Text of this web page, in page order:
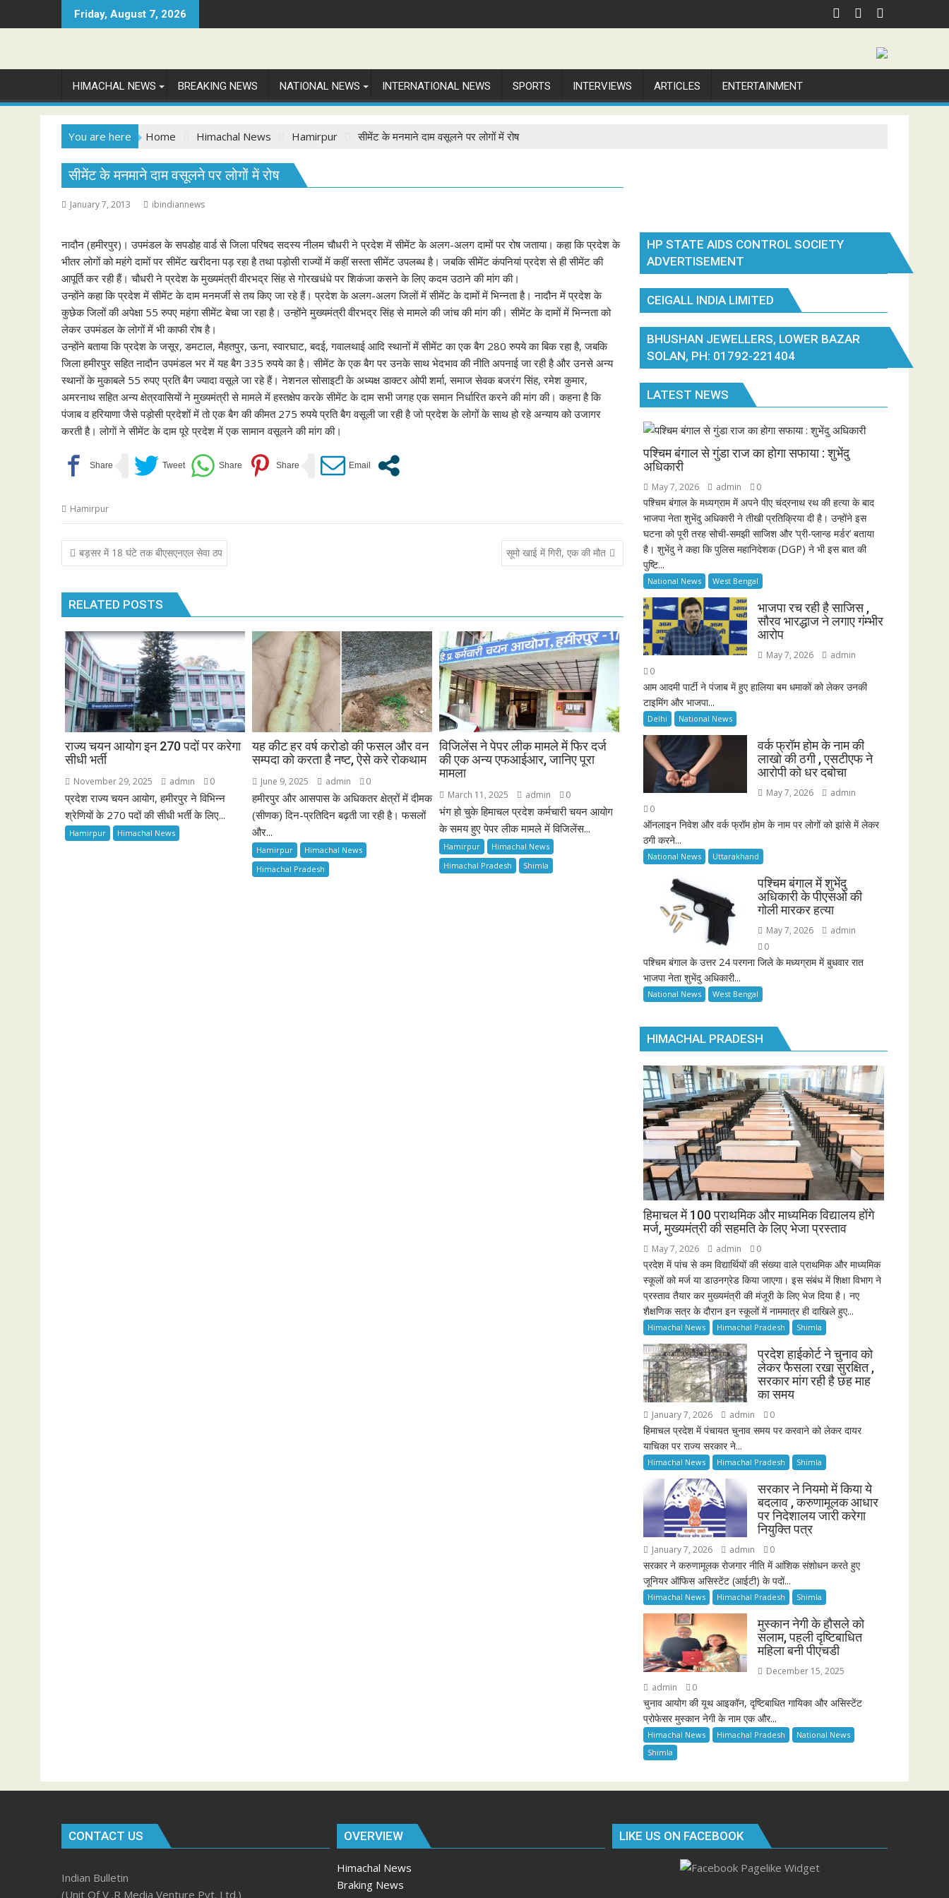
to
Friday, August 7, 2026
HIMACHAL NEWS BREAKING NEWS NATIONAL NEWS INTERNATIONAL NEWS SPORTS INTERVIEWS ARTICLES ENTERTAINMENT
You are here Home Himachal News Hamirpur सीमेंट के मनमाने दाम वसूलने पर लोगों में रोष
सीमेंट के मनमाने दाम वसूलने पर लोगों में रोष
January 7, 2013 ibindiannews
नादौन (हमीरपुर)। उपमंडल के सपडोह वार्ड से जिला परिषद सदस्य नीलम चौधरी ने प्रदेश में सीमेंट के अलग-अलग दामों पर रोष जताया। कहा कि प्रदेश के
भीतर लोगों को महंगे दामों पर सीमेंट खरीदना पड़ रहा है तथा पड़ोसी राज्यों में कहीं सस्ता सीमेंट उपलब्ध है। जबकि सीमेंट कंपनियां प्रदेश से ही सीमेंट की
आपूर्ति कर रही हैं। चौधरी ने प्रदेश के मुख्यमंत्री वीरभद्र सिंह से गोरखधंधे पर शिकंजा कसने के लिए कदम उठाने की मांग की।
उन्होंने कहा कि प्रदेश में सीमेंट के दाम मनमर्जी से तय किए जा रहे हैं। प्रदेश के अलग-अलग जिलों में सीमेंट के दामों में भिन्नता है। नादौन में प्रदेश के
कुछेक जिलों की अपेक्षा 55 रुपए महंगा सीमेंट बेचा जा रहा है। उन्होंने मुख्यमंत्री वीरभद्र सिंह से मामले की जांच की मांग की। सीमेंट के दामों में भिन्नता को
लेकर उपमंडल के लोगों में भी काफी रोष है।
उन्होंने बताया कि प्रदेश के जसूर, डमटाल, मैहतपुर, ऊना, स्वारघाट, बदई, गवालथाई आदि स्थानों में सीमेंट का एक बैग 280 रुपये का बिक रहा है, जबकि
जिला हमीरपुर सहित नादौन उपमंडल भर में यह बैग 335 रुपये का है। सीमेंट के एक बैग पर उनके साथ भेदभाव की नीति अपनाई जा रही है और उनसे अन्य
स्थानों के मुकाबले 55 रुपए प्रति बैग ज्यादा वसूले जा रहे हैं। नेशनल सोसाइटी के अध्यक्ष डाक्टर ओपी शर्मा, समाज सेवक बजरंग सिंह, रमेश कुमार,
अमरनाथ सहित अन्य क्षेत्रवासियों ने मुख्यमंत्री से मामले में हस्तक्षेप करके सीमेंट के दाम सभी जगह एक समान निर्धारित करने की मांग की। कहना है कि
पंजाब व हरियाणा जैसे पड़ोसी प्रदेशों में तो एक बैग की कीमत 275 रुपये प्रति बैग वसूली जा रही है जो प्रदेश के लोगों के साथ हो रहे अन्याय को उजागर
करती है। लोगाें ने सीमेंट के दाम पूरे प्रदेश में एक सामान वसूलने की मांग की।
Hamirpur
Post
navigation
बड़सर में 18 घंटे तक बीएसएनएल सेवा ठप सूमो खाई में गिरी, एक की मौत
RELATED POSTS
राज्य चयन आयोग इन 270 पदों पर करेगा
सीधी भर्ती
November 29, 2025 admin 0
प्रदेश राज्य चयन आयोग, हमीरपुर ने विभिन्न
श्रेणियों के 270 पदों की सीधी भर्ती के लिए...
Hamirpur Himachal News
यह कीट हर वर्ष करोडो की फसल और वन
सम्पदा को करता है नष्ट, ऐसे करे रोकथाम
June 9, 2025 admin 0
हमीरपुर और आसपास के अधिकतर क्षेत्रों में दीमक
(सीणक) दिन-प्रतिदिन बढ़ती जा रही है। फसलों
और...
Hamirpur
Himachal News
Himachal Pradesh
विजिलेंस ने पेपर लीक मामले में फिर दर्ज
की एक अन्य एफआईआर, जानिए पूरा
मामला
March 11, 2025 admin 0
भंग हो चुके हिमाचल प्रदेश कर्मचारी चयन आयोग
के समय हुए पेपर लीक मामले में विजिलेंस...
Hamirpur
Himachal News
Himachal Pradesh
Shimla
HP STATE AIDS CONTROL SOCIETY
ADVERTISEMENT
CEIGALL INDIA LIMITED
BHUSHAN JEWELLERS, LOWER BAZAR
SOLAN, PH: 01792-221404
LATEST NEWS
पश्चिम बंगाल से गुंडा राज का होगा सफाया : शुभेंदु
अधिकारी
May 7, 2026 admin 0
पश्चिम बंगाल के मध्यग्राम में अपने पीए चंद्रनाथ रथ की हत्या के बाद
भाजपा नेता शुभेंदु अधिकारी ने तीखी प्रतिक्रिया दी है। उन्होंने इस
घटना को पूरी तरह सोची-समझी साजिश और ‘प्री-प्लान्ड मर्डर’ बताया
है। शुभेंदु ने कहा कि पुलिस महानिदेशक (DGP) ने भी इस बात की
पुष्टि...
National News West Bengal
भाजपा रच रही है साजिस ,
सौरव भारद्धाज ने लगाए गंम्भीर
आरोप
May 7, 2026
admin
0
आम आदमी पार्टी ने पंजाब में हुए हालिया बम धमाकों को लेकर उनकी
टाइमिंग और भाजपा...
Delhi National News
वर्क फ्रॉम होम के नाम की
लाखो की ठगी , एसटीएफ ने
आरोपी को धर दबोचा
May 7, 2026
admin
0
ऑनलाइन निवेश और वर्क फ्रॉम होम के नाम पर लोगों को झांसे में लेकर
ठगी करने...
National News Uttarakhand
पश्चिम बंगाल में शुभेंदु
अधिकारी के पीएसओ की
गोली मारकर हत्या
May 7, 2026
admin
0
पश्चिम बंगाल के उत्तर 24 परगना जिले के मध्यग्राम में बुधवार रात
भाजपा नेता शुभेंदु अधिकारी...
National News West Bengal
HIMACHAL PRADESH
हिमाचल में 100 प्राथमिक और माध्यमिक विद्यालय होंगे
मर्ज, मुख्यमंत्री की सहमति के लिए भेजा प्रस्ताव
May 7, 2026 admin 0
प्रदेश में पांच से कम विद्यार्थियों की संख्या वाले प्राथमिक और माध्यमिक
स्कूलों को मर्ज या डाउनग्रेड किया जाएगा। इस संबंध में शिक्षा विभाग ने
प्रस्ताव तैयार कर मुख्यमंत्री की मंजूरी के लिए भेज दिया है। नए
शैक्षणिक सत्र के दौरान इन स्कूलों में नाममात्र ही दाखिले हुए...
Himachal News Himachal Pradesh Shimla
प्रदेश हाईकोर्ट ने चुनाव को
लेकर फैसला रखा सुरक्षित ,
सरकार मांग रही है छह माह
का समय
January 7, 2026 admin 0
हिमाचल प्रदेश में पंचायत चुनाव समय पर करवाने को लेकर दायर
याचिका पर राज्य सरकार ने...
Himachal News Himachal Pradesh Shimla
सरकार ने नियमो में किया ये
बदलाव , करुणामूलक आधार
पर निदेशालय जारी करेगा
नियुक्ति पत्र
January 7, 2026 admin 0
सरकार ने करुणामूलक रोजगार नीति में आंशिक संशोधन करते हुए
जूनियर ऑफिस असिस्टेंट (आईटी) के पदों...
Himachal News Himachal Pradesh Shimla
मुस्कान नेगी के हौसले को
सलाम, पहली दृष्टिबाधित
महिला बनी पीएचडी
December 15, 2025
admin
0
चुनाव आयोग की यूथ आइकॉन, दृष्टिबाधित गायिका और असिस्टेंट
प्रोफेसर मुस्कान नेगी के नाम एक और...
Himachal News Himachal Pradesh
National News
Shimla
CONTACT US
Indian Bulletin
(Unit Of V .R Media Venture Pvt. Ltd.)
OVERVIEW
Himachal News
Braking News
LIKE US ON FACEBOOK